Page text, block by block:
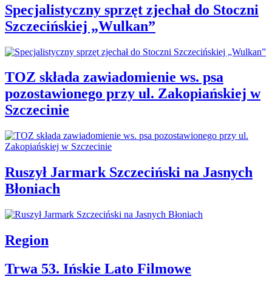
Specjalistyczny sprzęt zjechał do Stoczni
Szczecińskiej „Wulkan”
TOZ składa zawiadomienie ws. psa
pozostawionego przy ul. Zakopiańskiej w
Szczecinie
Ruszył Jarmark Szczeciński na Jasnych
Błoniach
Region
Trwa 53. Ińskie Lato Filmowe